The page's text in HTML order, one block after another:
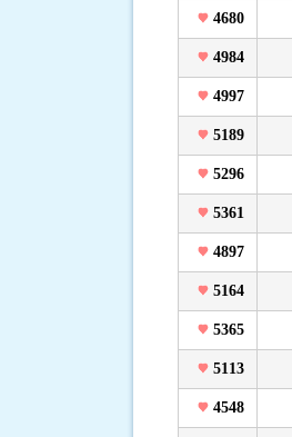
4680
4984
4997
5189
5296
5361
4897
5164
5365
5113
4548